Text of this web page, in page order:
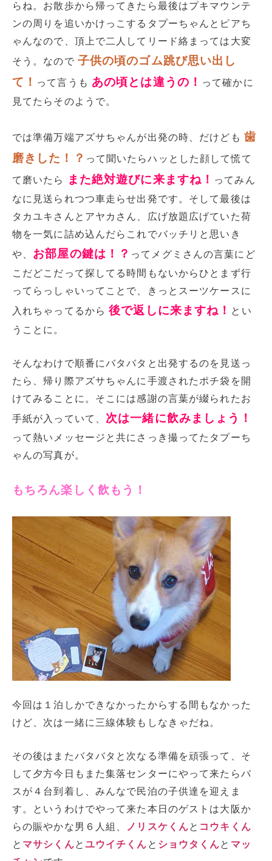
らね。お散歩から帰ってきたら最後はプキマウンテ
ンの周りを追いかけっこするタプーちゃんとピアち
ゃんなので、頂上で二人してリード絡まっては大変
そう。なので 子供の頃のゴム跳び思い出し
て！ って言うも あの頃とは違うの！ って確かに
見てたらそのようで。
では準備万端アズサちゃんが出発の時、だけども 歯
磨きした！？ って聞いたらハッとした顔して慌て
て磨いたら また絶対遊びに来ますね！ ってみん
なに見送られつつ車走らせ出発です。そして最後は
タカユキさんとアヤカさん、広げ放題広げていた荷
物を一気に詰め込んだらこれでバッチリと思いき
や、 お部屋の鍵は！？ ってメグミさんの言葉にど
こだどこだって探してる時間もないからひとまず行
ってらっしゃいってことで、きっとスーツケースに
入れちゃってるから後で返しに来ますね！ とい
うことに。
そんなわけで順番にバタバタと出発するのを見送っ
たら、帰り際アズサちゃんに手渡されたポチ袋を開
けてみることに。そこには感謝の言葉が綴られたお
手紙が入っていて、 次は一緒に飲みましょう！
って熱いメッセージと共にさっき撮ってたタプーち
ゃんの写真が。
もちろん楽しく飲もう！
今回は１泊しかできなかったからする間もなかった
けど、次は一緒に三線体験もしなきゃだね。
その後はまたバタバタと次なる準備を頑張って、そ
して夕方今日もまた集落センターにやって来たらバ
スが４台到着し、みんなで民泊の子供達を迎えま
す。というわけでやって来た本日のゲストは大阪か
らの賑やかな男６人組、
ノリスケくんと コウキくん
と マサシくんと ユウイチくん と ショウタくんと マッ